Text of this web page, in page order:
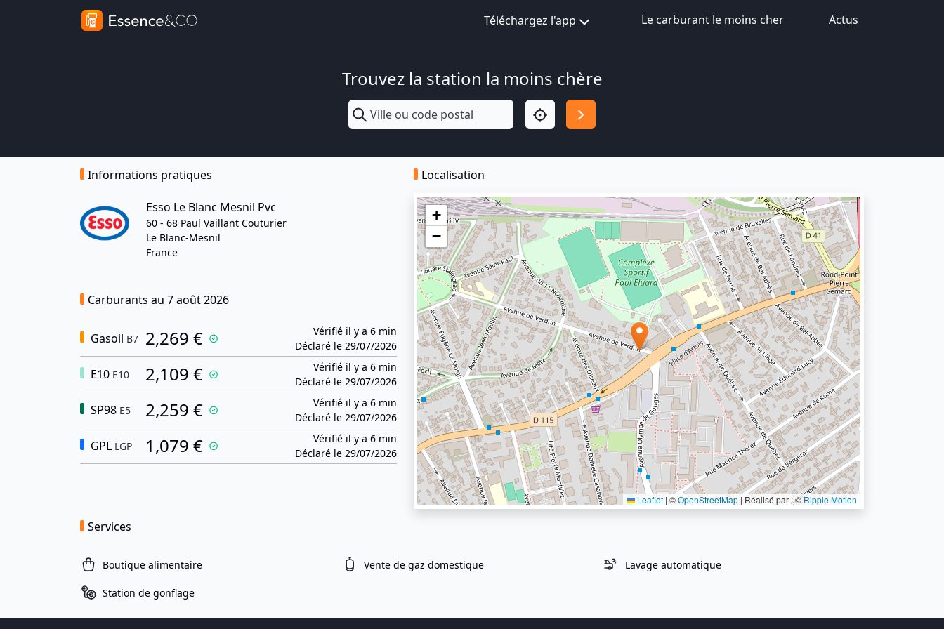
Téléchargez l'app Le carburant le moins cher Actus
Trouvez la station la moins chère
Informations pratiques
Esso Le Blanc Mesnil Pvc
60 - 68 Paul Vaillant Couturier
Le Blanc-Mesnil
France
Carburants au 7 août 2026
Gasoil B7 2,269 €
Vérifié il y a 6 min
Déclaré le 29/07/2026
E10 E10 2,109 €
Vérifié il y a 6 min
Déclaré le 29/07/2026
SP98 E5 2,259 €
Vérifié il y a 6 min
Déclaré le 29/07/2026
GPL LGP 1,079 €
Vérifié il y a 6 min
Déclaré le 29/07/2026
Localisation
+
−
Leaflet | ©OpenStreetMap | Réalisé par : ©Ripple Motion
Services
Boutique alimentaire Vente de gaz domestique Lavage automatique
Station de gonflage